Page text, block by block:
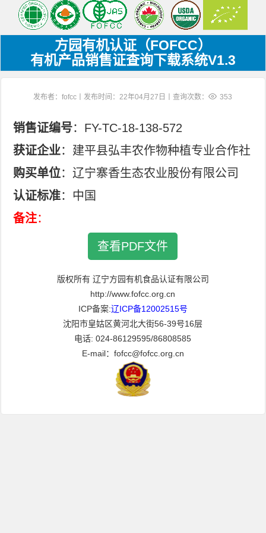
方园有机认证（FOFCC）
有机产品销售证查询下载系统V1.3
发布者：fofcc丨发布时间：22年04月27日丨查询次数： 353
销售证编号：FY-TC-18-138-572
获证企业：建平县弘丰农作物种植专业合作社
购买单位：辽宁寨香生态农业股份有限公司
认证标准：中国
备注：
查看PDF文件
版权所有 辽宁方园有机食品认证有限公司
http://www.fofcc.org.cn
ICP备案:辽ICP备12002515号
沈阳市皇姑区黄河北大街56-39号16层
电话: 024-86129595/86808585
E-mail：fofcc@fofcc.org.cn